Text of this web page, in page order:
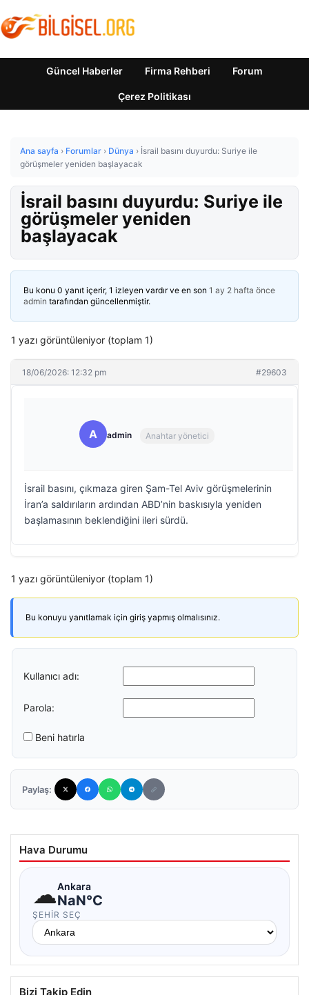
Güncel Haberler Firma Rehberi Forum
Çerez Politikası
Ana sayfa › Forumlar › Dünya › İsrail basını duyurdu: Suriye ile
görüşmeler yeniden başlayacak
İsrail basını duyurdu: Suriye ile
görüşmeler yeniden
başlayacak
Bu konu 0 yanıt içerir, 1 izleyen vardır ve en son 1 ay 2 hafta önce
admin tarafından güncellenmiştir.
1 yazı görüntüleniyor (toplam 1)
18/06/2026: 12:32 pm #29603
A admin Anahtar yönetici
İsrail basını, çıkmaza giren Şam-Tel Aviv görüşmelerinin
İran’a saldırıların ardından ABD’nin baskısıyla yeniden
başlamasının beklendiğini ileri sürdü.
1 yazı görüntüleniyor (toplam 1)
Bu konuyu yanıtlamak için giriş yapmış olmalısınız.
Kullanıcı adı:
Parola:
Beni hatırla
Paylaş:
Hava Durumu
☁Ankara
NaN°C
ŞEHIR SEÇ
Bizi Takip Edin